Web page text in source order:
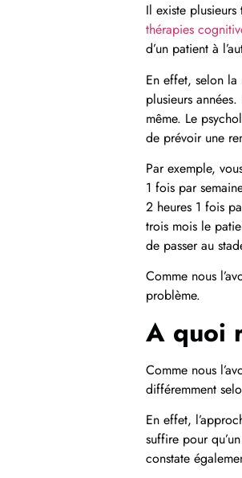
Il existe
thérapies
d’un patient à
En effet, selon
plusieurs
même. Le
de prévoir une
Par exemple,
1 fois par
2 heures 1 fois
trois mois le
de passer au
Comme nous
problème.
A quoi
Comme nous
différemment
En effet,
suffire pour
constate